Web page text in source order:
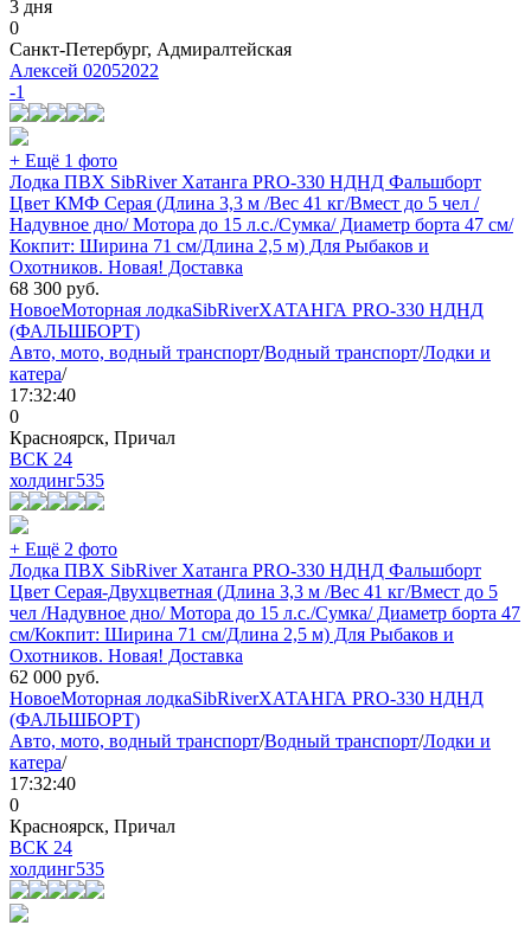
3 дня
0
Санкт-Петербург, Адмиралтейская
Алексей 02052022
-1
+ Ещё 1 фото
Лодка ПВХ SibRiver Хатанга PRO-330 НДНД Фальшборт
Цвет КМФ Серая (Длина 3,3 м /Вес 41 кг/Вмест до 5 чел /
Надувное дно/ Мотора до 15 л.с./Сумка/ Диаметр борта 47 см/
Кокпит: Ширина 71 см/Длина 2,5 м) Для Рыбаков и
Охотников. Новая! Доставка
68 300 руб.
НовоеМоторная лодкаSibRiverХАТАНГА PRO-330 НДНД
(ФАЛЬШБОРТ)
Авто, мото, водный транспорт/Водный транспорт/Лодки и
катера/
17:32:40
0
Красноярск, Причал
ВСК 24
холдинг535
+ Ещё 2 фото
Лодка ПВХ SibRiver Хатанга PRO-330 НДНД Фальшборт
Цвет Серая-Двухцветная (Длина 3,3 м /Вес 41 кг/Вмест до 5
чел /Надувное дно/ Мотора до 15 л.с./Сумка/ Диаметр борта 47
см/Кокпит: Ширина 71 см/Длина 2,5 м) Для Рыбаков и
Охотников. Новая! Доставка
62 000 руб.
НовоеМоторная лодкаSibRiverХАТАНГА PRO-330 НДНД
(ФАЛЬШБОРТ)
Авто, мото, водный транспорт/Водный транспорт/Лодки и
катера/
17:32:40
0
Красноярск, Причал
ВСК 24
холдинг535